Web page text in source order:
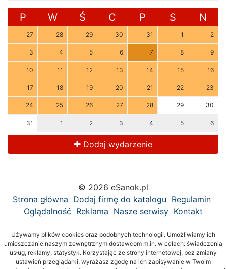
P W Ś C P S N
27 28 29 30 31 1 2
3 4 5 6 7 8 9
10 11 12 13 14 15 16
17 18 19 20 21 22 23
24 25 26 27 28 29 30
31 1 2 3 4 5 6
Dodaj wydarzenie
© 2026 eSanok.pl
Strona główna Dodaj firmę do katalogu Regulamin
Oglądalność Reklama Nasze serwisy Kontakt
Używamy plików cookies oraz podobnych technologii. Umożliwiamy ich
umieszczanie naszym zewnętrznym dostawcom m.in. w celach: świadczenia
usług, reklamy, statystyk. Korzystając ze strony internetowej, bez zmiany
ustawień przeglądarki, wyrażasz zgodę na ich zapisywanie w Twoim